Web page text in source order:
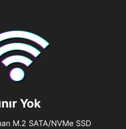
Yok
M.2 SATA/NVMe SSD